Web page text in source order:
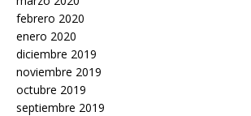
febrero 2020
enero 2020
diciembre 2019
noviembre 2019
octubre 2019
septiembre 2019